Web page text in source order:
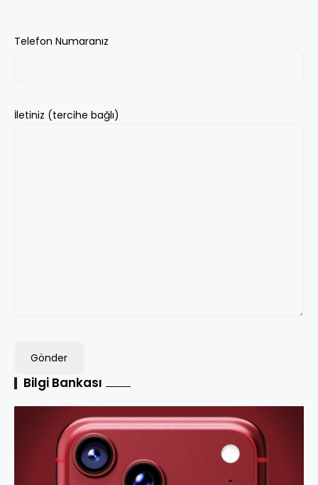
Telefon Numaranız
İletiniz (tercihe bağlı)
Bilgi Bankası